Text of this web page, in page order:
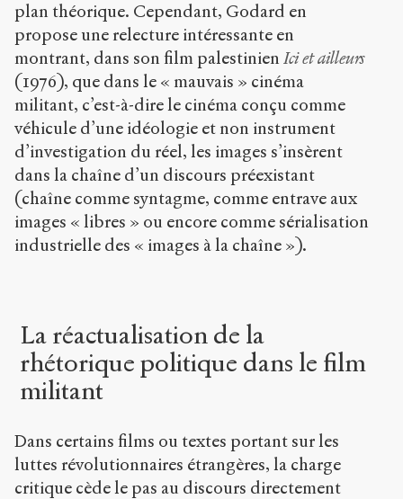
plan théorique. Cependant, Godard en
propose une relecture intéressante en
montrant, dans son film palestinien Ici et ailleurs
(1976), que dans le « mauvais » cinéma
militant, c’est-à-dire le cinéma conçu comme
véhicule d’une idéologie et non instrument
d’investigation du réel, les images s’insèrent
dans la chaîne d’un discours préexistant
(chaîne comme syntagme, comme entrave aux
images « libres » ou encore comme sérialisation
industrielle des « images à la chaîne »).
La réactualisation de la
rhétorique politique dans le film
militant
Dans certains films ou textes portant sur les
luttes révolutionnaires étrangères, la charge
critique cède le pas au discours directement